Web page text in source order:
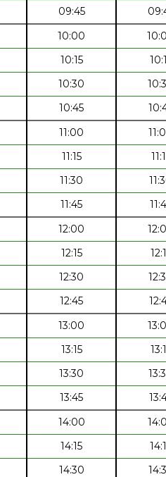
09:45
10:00
10:15
10:30
10:45
11:00
11:15
11:30
11:45
12:00
12:15
12:30
12:45
13:00
13:15
13:30
13:45
14:00
14:15
14:30